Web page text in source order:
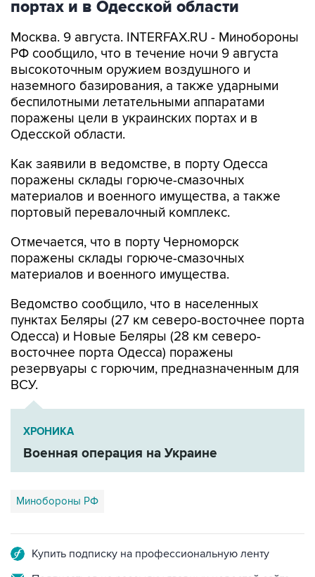
портах и в Одесской области
Москва. 9 августа. INTERFAX.RU - Минобороны
РФ сообщило, что в течение ночи 9 августа
высокоточным оружием воздушного и
наземного базирования, а также ударными
беспилотными летательными аппаратами
поражены цели в украинских портах и в
Одесской области.
Как заявили в ведомстве, в порту Одесса
поражены склады горюче-смазочных
материалов и военного имущества, а также
портовый перевалочный комплекс.
Отмечается, что в порту Черноморск
поражены склады горюче-смазочных
материалов и военного имущества.
Ведомство сообщило, что в населенных
пунктах Беляры (27 км северо-восточнее порта
Одесса) и Новые Беляры (28 км северо-
восточнее порта Одесса) поражены
резервуары с горючим, предназначенным для
ВСУ.
ХРОНИКА
Военная операция на Украине
Минобороны РФ
Купить подписку на профессиональную ленту